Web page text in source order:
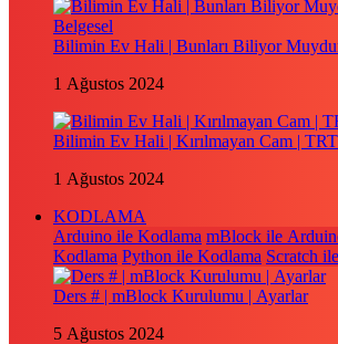
Bilimin Ev Hali | Bunları Biliyor
1 Ağustos 2024
Bilimin Ev Hali | Kırılmayan Cam |
1 Ağustos 2024
KODLAMA
Arduino ile Kodlama mBlock ile
Kodlama Python ile Kodlama Scratch
Ders # | mBlock Kurulumu | Ayarlar
5 Ağustos 2024